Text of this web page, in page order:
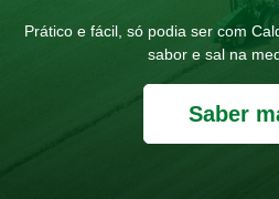
Prático e fácil, só podia ser com
sabor e sal na
Saber